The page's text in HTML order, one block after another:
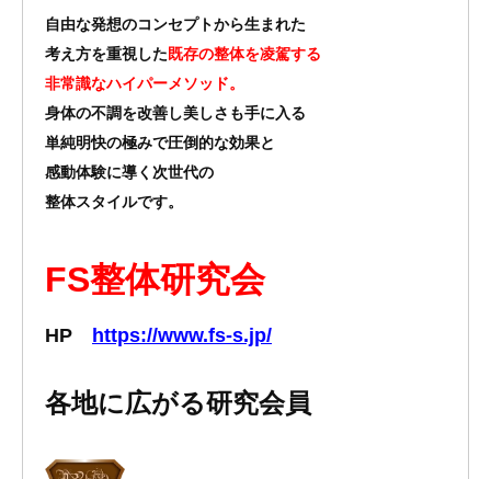
自由な発想のコンセプトから生まれた
考え方を重視した既存の整体を凌駕する
非常識なハイパーメソッド。
身体の不調を改善し美しさも手に入る
単純明快の極みで圧倒的な効果と
感動体験に導く次世代の
整体スタイルです。
FS整体研究会
HP https://www.fs-s.jp/
各地に広がる研究会員